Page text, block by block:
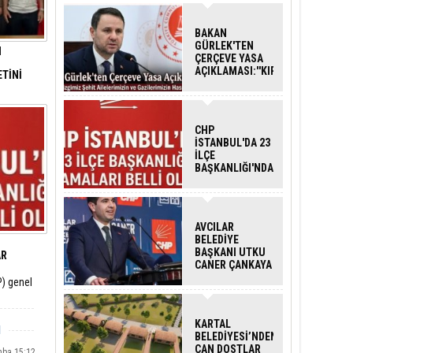
Pendik
toplum
genel
12:51
11:26
BAKAN
GÜRLEK'TEN
ÇERÇEVE YASA
AÇIKLAMASI:''KIRMIZI
AİLELERİ VE
CHP
İSTANBUL'DA 23
İLÇE
BAŞKANLIĞI'NDA
GERÇEKLEŞTİ
AVCILAR
BELEDİYE
BAŞKANI UTKU
CANER ÇANKAYA
TAHLİYE KARARI
KARTAL
BELEDİYESİ’NDEN
CAN DOSTLAR